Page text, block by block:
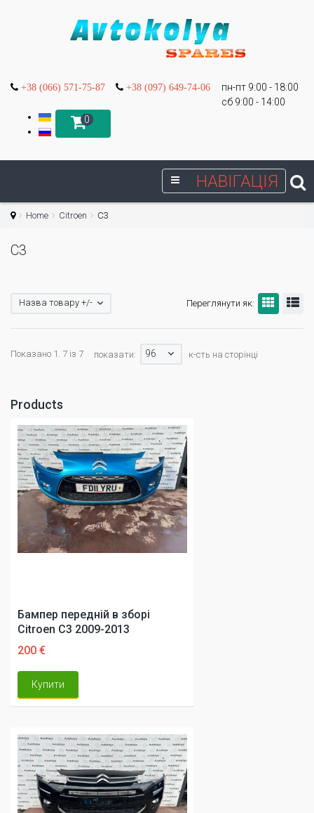
+38 (066) 571-75-87 +38 (097) 649-74-06
пн-пт 9:00 - 18:00
сб 9:00 - 14:00
0
НАВІГАЦІЯ
Home Citroen C3
C3
Переглянути як:
Назва товару +/-
Показано 1. 7 із 7 показати: 96 к-сть на сторінці
Products
Бампер передній в зборі
Citroen C3 2009-2013
200 €
Купити